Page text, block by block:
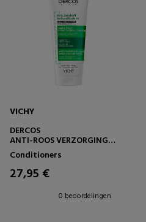
VICHY
DERCOS
ANTI-ROOS VERZORGING
VOOR HAAR EN HOOFDHUID
Conditioners
27,95 €
0 beoordelingen